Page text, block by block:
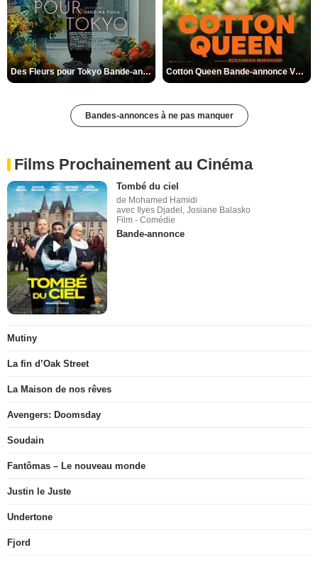
Des Fleurs pour Tokyo Bande-annonce VO STFR Cotton Queen Bande-annonce VO STFR
Bandes-annonces à ne pas manquer
Films Prochainement au Cinéma
Tombé du ciel
de Mohamed Hamidi
avec Ilyes Djadel, Josiane Balasko
Film - Comédie
Bande-annonce
Mutiny
La fin d’Oak Street
La Maison de nos rêves
Avengers: Doomsday
Soudain
Fantômas – Le nouveau monde
Justin le Juste
Undertone
Fjord